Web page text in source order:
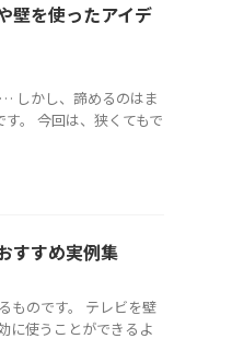
壁を使ったアイデ
しかし、諦めるのはま
。 今回は、狭くてもで
すすめ実例集
ものです。 テレビを壁
に使うことができるよ